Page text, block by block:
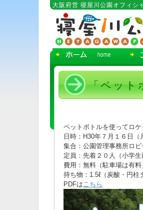
大阪府営 寝屋川公園オフィシ
コ
ツ
へ
動
「ペッ
ペットボトルを使ってロ
日時：H30年７月１６日
集合：公園管理事務所
定員：先着２０人（小学生
費用：無料（駐車場は有料
持ち物：1.5ℓ（炭酸・円
PDFはこちら